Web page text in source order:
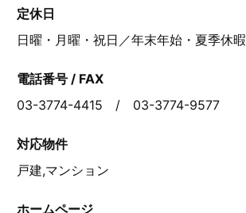
定休日
日曜・月曜・祝日／年末年始・夏季休暇
電話番号 / FAX
03-3774-4415 / 03-3774-9577
対応物件
戸建,マンション
ホームページ